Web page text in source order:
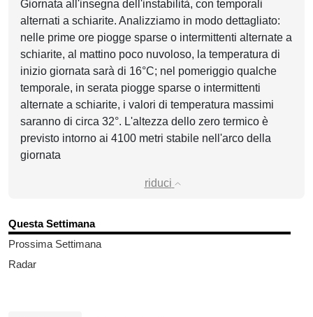
Giornata all'insegna dell'instabilità, con temporali
alternati a schiarite. Analizziamo in modo dettagliato:
nelle prime ore piogge sparse o intermittenti alternate a
schiarite, al mattino poco nuvoloso, la temperatura di
inizio giornata sarà di 16°C; nel pomeriggio qualche
temporale, in serata piogge sparse o intermittenti
alternate a schiarite, i valori di temperatura massimi
saranno di circa 32°. L'altezza dello zero termico è
previsto intorno ai 4100 metri stabile nell'arco della
giornata
riduci
Questa Settimana
Prossima Settimana
Radar